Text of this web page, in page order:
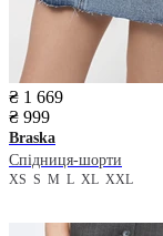
₴ 1 669
₴ 999
Braska
Спідниця-шорти
XS S M L XL XXL